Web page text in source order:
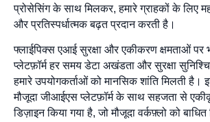
प्रोसेसिंग के साथ मिलकर, हमारे ग्राहकों के लिए
और प्रतिस्पर्धात्मक बढ़त प्रदान करती है।
फ्लाईपिक्स एआई सुरक्षा और एकीकरण क्षमताओं पर
प्लेटफ़ॉर्म हर समय डेटा अखंडता और सुरक्षा
हमारे उपयोगकर्ताओं को मानसिक शांति मिलती
मौजूदा जीआईएस प्लेटफ़ॉर्म के साथ सहजता से
डिज़ाइन किया गया है, जो मौजूदा वर्कफ़्लो को